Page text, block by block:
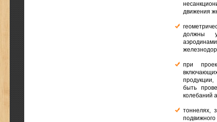
движения
должны
при
быть
колебаний
тоннелях,